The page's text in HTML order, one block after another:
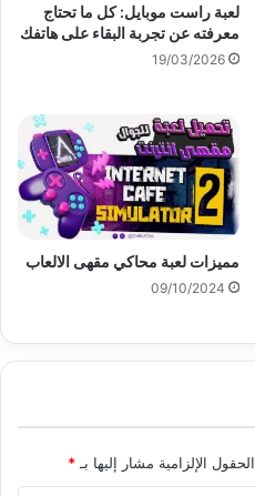
لعبة راست موبايل: كل ما تحتاج
معرفته عن تجربة البقاء على هاتفك
19/03/2026
مميزات لعبة محاكي مقهى الالعاب
09/10/2024
الحقول الإلزامية مشار إليها بـ *